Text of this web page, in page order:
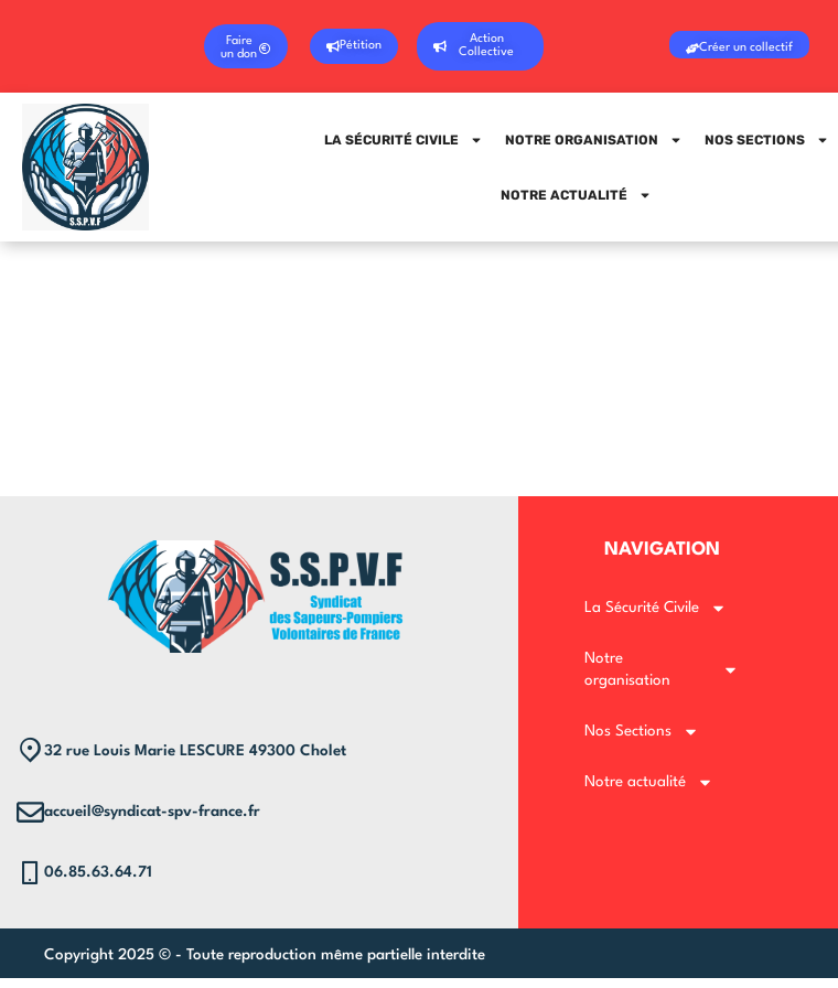
Faire
un don
Pétition
Action
Collective
Créer un collectif
LA SÉCURITÉ CIVILE NOTRE ORGANISATION NOS SECTIONS
NOTRE ACTUALITÉ
32 rue Louis Marie LESCURE 49300 Cholet
accueil@syndicat-spv-france.fr
06.85.63.64.71
NAVIGATION
La Sécurité Civile
Notre
organisation
Nos Sections
Notre actualité
Copyright 2025 © - Toute reproduction même partielle interdite
Sign in